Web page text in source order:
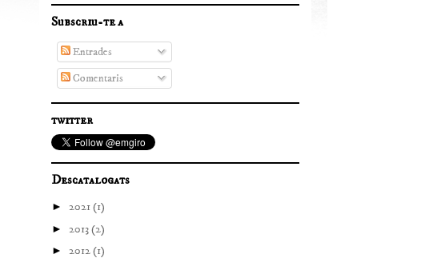
Subscriu-te a
Entrades
Comentaris
twitter
Descatalogats
► 2021(1)
► 2013(2)
► 2012(1)